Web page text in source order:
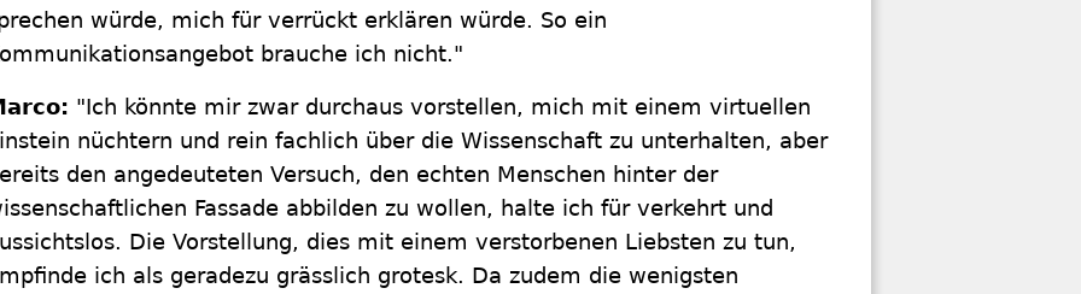
würde, mich für verrückt erklären würde. So ein
brauche ich nicht."
"Ich könnte mir zwar durchaus vorstellen, mich mit einem virtuellen
nüchtern und rein fachlich über die Wissenschaft zu unterhalten, aber
den angedeuteten Versuch, den echten Menschen hinter der
Fassade abbilden zu wollen, halte ich für verkehrt und
Die Vorstellung, dies mit einem verstorbenen Liebsten zu tun,
ich als geradezu grässlich grotesk. Da zudem die wenigsten